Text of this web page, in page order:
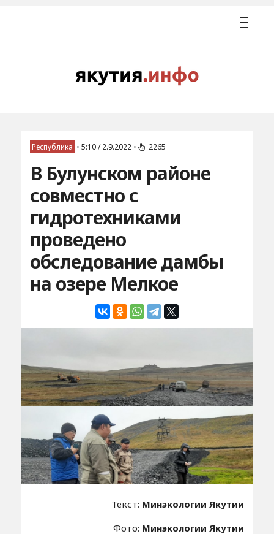
Республика • 5:10 / 2.9.2022 • 2265
В Булунском районе
совместно с
гидротехниками
проведено
обследование дамбы
на озере Мелкое
Текст: Минэкологии Якутии
Фото: Минэкологии Якутии